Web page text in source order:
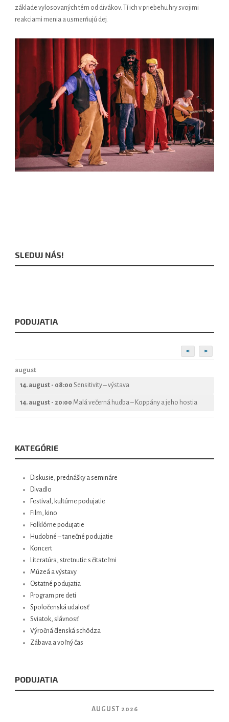
základe vylosovaných tém od divákov. Tí ich v priebehu hry svojimi
reakciami menia a usmerňujú dej.
SLEDUJ NÁS!
PODUJATIA
< >
august
14. august - 08:00 Sensitivity – výstava
14. august - 20:00 Malá večerná hudba – Koppány a jeho hostia
KATEGÓRIE
Diskusie, prednášky a semináre
Divadlo
Festival, kultúrne podujatie
Film, kino
Folklórne podujatie
Hudobné – tanečné podujatie
Koncert
Literatúra, stretnutie s čitateľmi
Múzeá a výstavy
Ostatné podujatia
Program pre deti
Spoločenská udalosť
Sviatok, slávnosť
Výročná členská schôdza
Zábava a voľný čas
PODUJATIA
AUGUST 2026